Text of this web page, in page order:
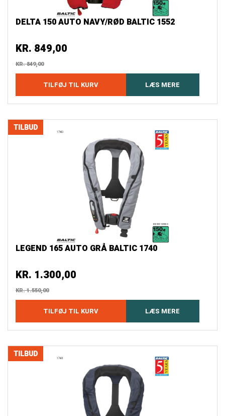
DELTA 150 AUTO NAVY/RØD BALTIC 1552
KR. 849,00
KR.849,00
TILFØJ TIL KURV LÆS MERE
LEGEND 165 AUTO GRÅ BALTIC 1740
KR. 1.300,00
KR.1.550,00
TILFØJ TIL KURV LÆS MERE